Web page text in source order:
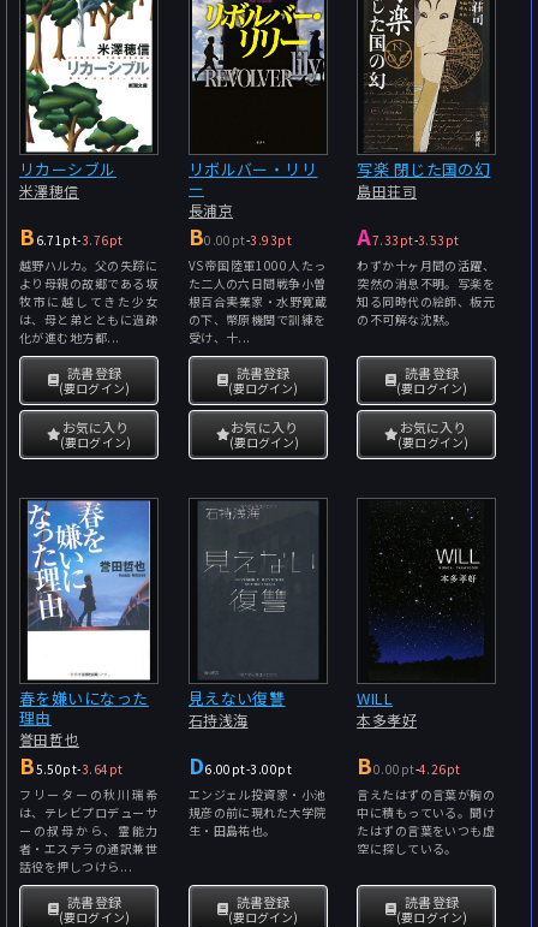
リカーシブル
米澤穂信
B 6.71pt-3.76pt
越野ハルカ。父の失踪に
より母親の故郷である坂
牧市に越してきた少女
は、母と弟とともに過疎
化が進む地方都...
読書登録
(要ログイン)
お気に入り
(要ログイン)
リボルバー・リリ
ー
長浦京
B0.00pt-3.93pt
VS帝国陸軍1000人たっ
た二人の六日間戦争小曽
根百合――実業家・水野寛蔵
の下、幣原機関で訓練を
受け、十...
読書登録
(要ログイン)
お気に入り
(要ログイン)
写楽 閉じた国の幻
島田荘司
A7.33pt-3.53pt
わずか十ヶ月間の活躍、
突然の消息不明。写楽を
知る同時代の絵師、板元
の不可解な沈黙。
読書登録
(要ログイン)
お気に入り
(要ログイン)
春を嫌いになった
理由
誉田哲也
B5.50pt-3.64pt
フリーターの秋川瑞希
は、テレビプロデューサ
ーの叔母から、霊能力
者・エステラの通訳兼世
話役を押しつけら...
読書登録
(要ログイン)
見えない復讐
石持浅海
D6.00pt-3.00pt
エンジェル投資家・小池
規彦の前に現れた大学院
生・田島祐也。
読書登録
(要ログイン)
WILL
本多孝好
B0.00pt-4.26pt
言えたはずの言葉が胸の
中に積もっている。聞け
たはずの言葉をいつも虚
空に探している。
読書登録
(要ログイン)